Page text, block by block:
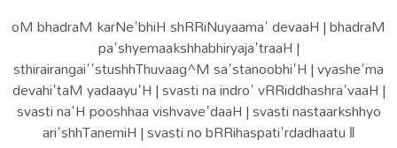
oM bhadraM karNe'bhiH shRRiNuyaama' devaaH | bhadraM
pa'shyemaakshhabhiryaja'traaH |
sthirairangai''stushhThuvaag^M sa'stanoobhi'H | vyashe'ma
devahi'taM yadaayu'H | svasti na indro' vRRiddhashra'vaaH |
svasti na'H pooshhaa vishvave'daaH | svasti nastaarkshhyo
ari'shhTanemiH | svasti no bRRihaspati'rdadhaatu ‖